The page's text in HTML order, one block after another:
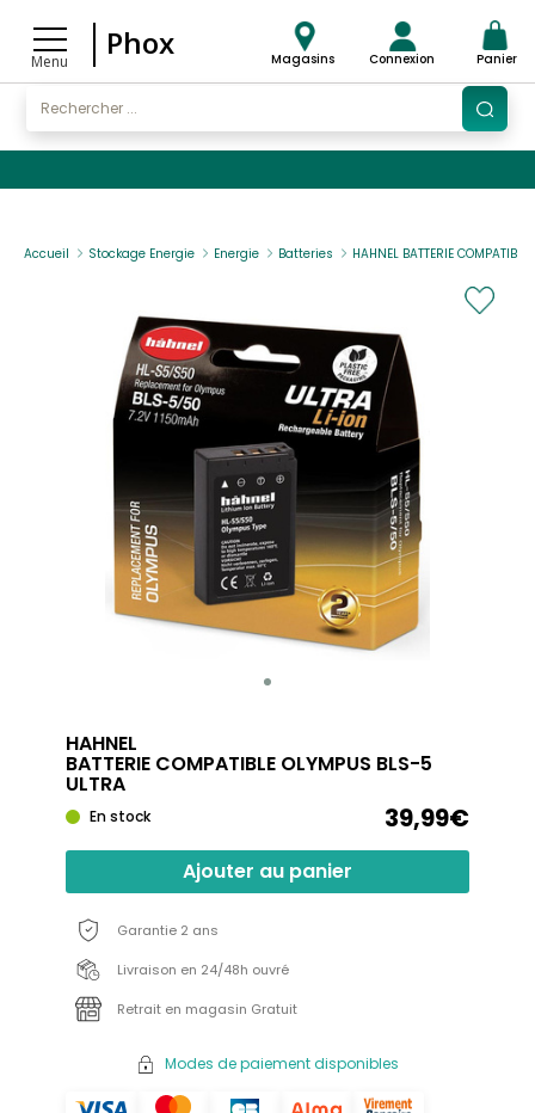
Menu
Phox Magasins Connexion Panier
Accueil Stockage Energie Energie Batteries HAHNEL BATTERIE
HAHNEL
BATTERIE COMPATIBLE OLYMPUS BLS-5
ULTRA
En stock 39,99€
Ajouter au panier
Garantie 2 ans
Livraison en 24/48h ouvré
Retrait en magasin Gratuit
Modes de paiement disponibles